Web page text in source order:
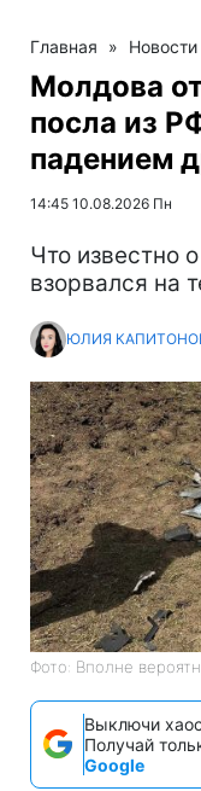
Главная » Новости
Молдова
посла из
падением
14:45 10.08.2026 Пн
Что известно
взорвался на
ЮЛИЯ
Фото: Вполне
Выключи
Получай
Google